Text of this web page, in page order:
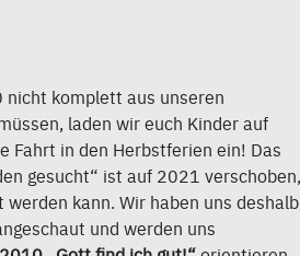
komplett aus unseren
laden wir euch Kinder auf
Fahrt in den Herbstferien ein! Das
gesucht“ ist auf 2021 verschoben,
kann. Wir haben uns deshalb
und werden uns